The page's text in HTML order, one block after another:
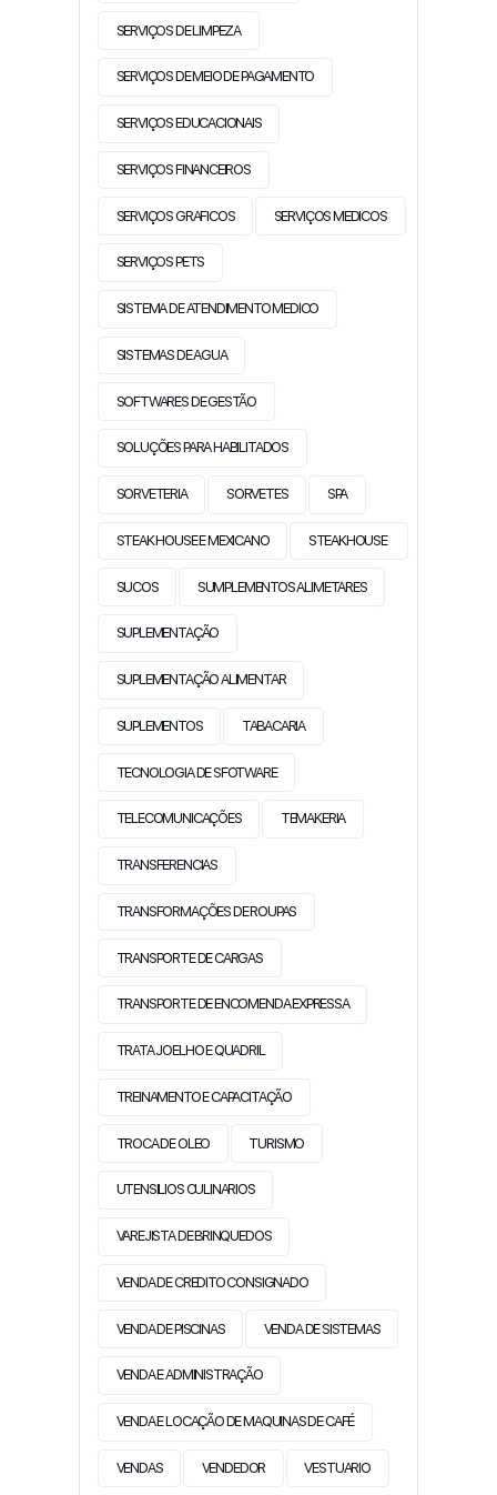
SERVIÇOS DE LIMPEZA
SERVIÇOS DE MEIO DE PAGAMENTO
SERVIÇOS EDUCACIONAIS
SERVIÇOS FINANCEIROS
SERVIÇOS GRAFICOS SERVIÇOS MEDICOS
SERVIÇOS PETS
SISTEMA DE ATENDIMENTO MEDICO
SISTEMAS DE AGUA
SOFTWARES DE GESTÃO
SOLUÇÕES PARA HABILITADOS
SORVETERIA SORVETES SPA
STEAK HOUSE E MEXICANO STEAKHOUSE
SUCOS SUMPLEMENTOS ALIMETARES
SUPLEMENTAÇÃO
SUPLEMENTAÇÃO ALIMENTAR
SUPLEMENTOS TABACARIA
TECNOLOGIA DE SFOTWARE
TELECOMUNICAÇÕES TEMAKERIA
TRANSFERENCIAS
TRANSFORMAÇÕES DE ROUPAS
TRANSPORTE DE CARGAS
TRANSPORTE DE ENCOMENDA EXPRESSA
TRATA JOELHO E QUADRIL
TREINAMENTO E CAPACITAÇÃO
TROCA DE OLEO TURISMO
UTENSILIOS CULINARIOS
VAREJISTA DE BRINQUEDOS
VENDA DE CREDITO CONSIGNADO
VENDA DE PISCINAS VENDA DE SISTEMAS
VENDA E ADMINISTRAÇÃO
VENDA E LOCAÇÃO DE MAQUINAS DE CAFÉ
VENDAS VENDEDOR VESTUARIO